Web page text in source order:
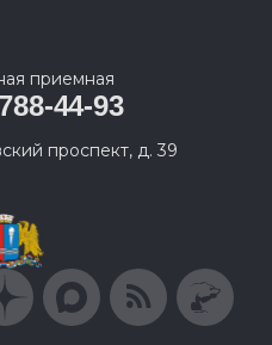
приемная
44-93
проспект, д. 39